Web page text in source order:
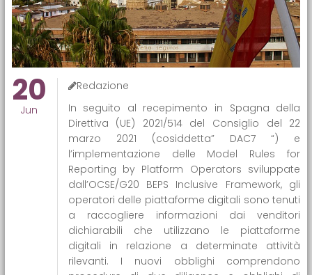
20
Jun
Redazione
In seguito al recepimento in Spagna della
Direttiva (UE) 2021/514 del Consiglio del 22
marzo 2021 (cosiddetta” DAC7 “) e
l’implementazione delle Model Rules for
Reporting by Platform Operators sviluppate
dall’OCSE/G20 BEPS Inclusive Framework, gli
operatori delle piattaforme digitali sono tenuti
a raccogliere informazioni dai venditori
dichiarabili che utilizzano le piattaforme
digitali in relazione a determinate attività
rilevanti. I nuovi obblighi comprendono